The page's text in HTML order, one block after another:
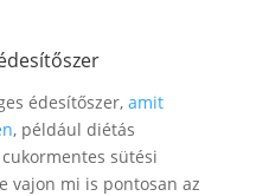
édesítőszer, amit
, például diétás
sütési
vajon mi is pontosan az